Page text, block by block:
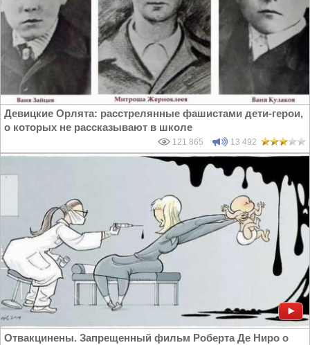
Девицкие Орлята: расстрелянные фашистами дети-герои,
о которых не рассказывают в школе
121 865 13 492
Отвакцинены. Запрещенный фильм Роберта Де Ниро о